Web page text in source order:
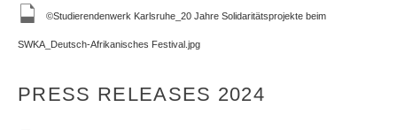
©Studierendenwerk Karlsruhe_20 Jahre Solidaritätsprojekte beim
SWKA_Deutsch-Afrikanisches Festival.jpg
PRESS RELEASES 2024